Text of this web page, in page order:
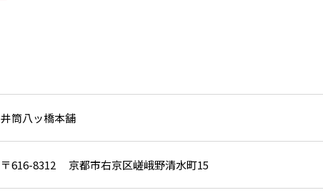
井筒八ッ橋本舗
〒616-8312 京都市右京区嵯峨野清水町15